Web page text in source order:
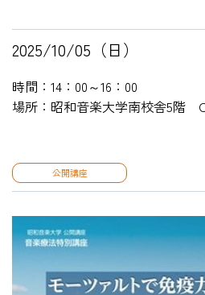
入試・
学科・
修士・
2025/10/05（日）
時間：14：00～16：00
場所：昭和音楽大学南校舎5階
公開講座